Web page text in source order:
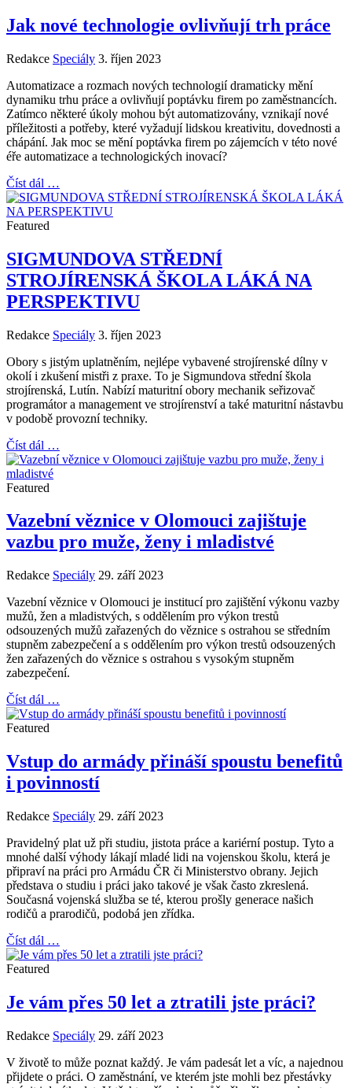
Jak nové technologie ovlivňují trh práce
Redakce Speciály 3. říjen 2023
Automatizace a rozmach nových technologií dramaticky mění
dynamiku trhu práce a ovlivňují poptávku firem po zaměstnancích.
Zatímco některé úkoly mohou být automatizovány, vznikají nové
příležitosti a potřeby, které vyžadují lidskou kreativitu, dovednosti a
chápání. Jak moc se mění poptávka firem po zájemcích v této nové
éře automatizace a technologických inovací?
Číst dál …
Featured
SIGMUNDOVA STŘEDNÍ
STROJÍRENSKÁ ŠKOLA LÁKÁ NA
PERSPEKTIVU
Redakce Speciály 3. říjen 2023
Obory s jistým uplatněním, nejlépe vybavené strojírenské dílny v
okolí i zkušení mistři z praxe. To je Sigmundova střední škola
strojírenská, Lutín. Nabízí maturitní obory mechanik seřizovač
programátor a management ve strojírenství a také maturitní nástavbu
v podobě provozní techniky.
Číst dál …
Featured
Vazební věznice v Olomouci zajištuje
vazbu pro muže, ženy i mladistvé
Redakce Speciály 29. září 2023
Vazební věznice v Olomouci je institucí pro zajištění výkonu vazby
mužů, žen a mladistvých, s oddělením pro výkon trestů
odsouzených mužů zařazených do věznice s ostrahou se středním
stupněm zabezpečení a s oddělením pro výkon trestů odsouzených
žen zařazených do věznice s ostrahou s vysokým stupněm
zabezpečení.
Číst dál …
Featured
Vstup do armády přináší spoustu benefitů
i povinností
Redakce Speciály 29. září 2023
Pravidelný plat už při studiu, jistota práce a kariérní postup. Tyto a
mnohé další výhody lákají mladé lidi na vojenskou školu, která je
připraví na práci pro Armádu ČR či Ministerstvo obrany. Jejich
představa o studiu i práci jako takové je však často zkreslená.
Současná vojenská služba se té, kterou prošly generace našich
rodičů a prarodičů, podobá jen zřídka.
Číst dál …
Featured
Je vám přes 50 let a ztratili jste práci?
Redakce Speciály 29. září 2023
V životě to může poznat každý. Je vám padesát let a víc, a najednou
přijdete o práci. O zaměstnání, ve kterém jste mohli bez přestávky